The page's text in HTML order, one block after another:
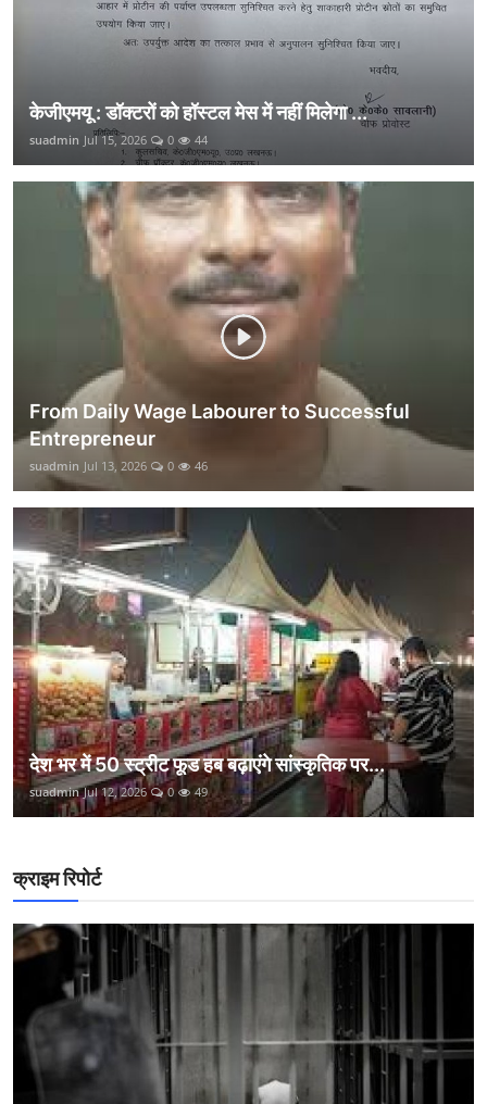
केजीएमयू : डॉक्टरों को हॉस्टल मेस में नहीं मिलेगा ...
suadmin Jul 15, 2026 0 44
From Daily Wage Labourer to Successful
Entrepreneur
suadmin Jul 13, 2026 0 46
देश भर में 50 स्ट्रीट फूड हब बढ़ाएंगे सांस्कृतिक पर...
suadmin Jul 12, 2026 0 49
क्राइम रिपोर्ट